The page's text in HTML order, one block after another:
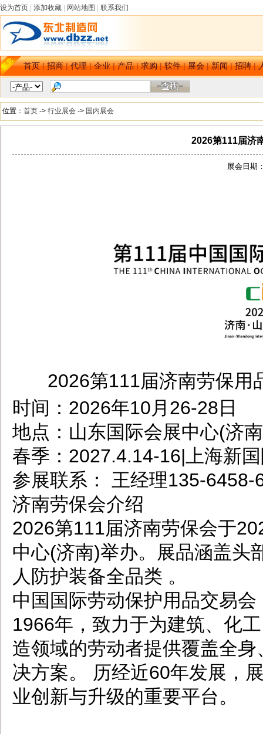
设为首页 添加收藏 网站地图 联系我们
首页|招商|代理|企业|产品|求购|软件|展会|新闻|招聘|
位置： 首页 -> 行业展会 -> 国内展会
2026第111届济
展会日期
2026第111届济南劳保用
时间：2026年10月26-28日
地点：山东国际会展中心(济
春季：2027.4.14-16|上海新
参展联系： 王经理135-
济南劳保会介绍
2026第111届济南劳保会于
中心(济南)举办。展品涵盖头
人防护装备全品类 。
中国国际劳动保护用品交易
1966年，致力于为建筑、化
造领域的劳动者提供覆盖全
决方案。 历经近60年发展，
业创新与升级的重要平台。